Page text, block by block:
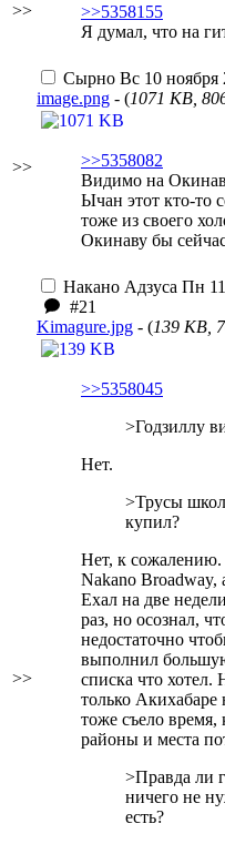
>>
>>5358155
Я думал, что на
>>
Сырно Вс 10 ноября
image.png - (1071 KB,
>>5358082
Видимо на
Ычан этот кто-то
тоже из своего
Окинаву бы
>>
Накано Адзуса Пн
#21
Kimagure.jpg - (139 KB,
>>5358045
>Годзиллу
Нет.
>Трусы
купил?
Нет, к сожалению.
Nakano Broadway,
Ехал на две
раз, но осознал,
недостаточно
выполнил
списка что
только Акихабаре
тоже съело время,
районы и места
>Правда ли
ничего не
есть?